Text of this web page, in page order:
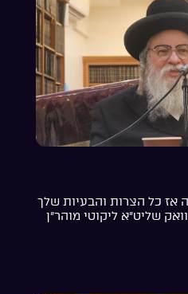
אז כל הצרות והבעיות שלך
שליט”א ליקוטי מוהר”ן